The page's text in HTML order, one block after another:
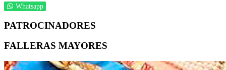
Whatsapp
PATROCINADORES
FALLERAS MAYORES